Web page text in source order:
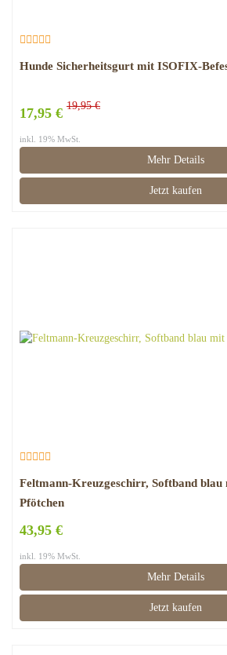
Hunde Sicherheitsgurt mit ISOFIX-
17,95 € 19,95 €
inkl. 19% MwSt.
Mehr Details
Jetzt kaufen
Feltmann-Kreuzgeschirr, Softband blau
Pfötchen
43,95 €
inkl. 19% MwSt.
Mehr Details
Jetzt kaufen